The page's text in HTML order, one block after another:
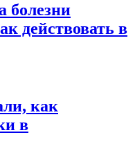
болезни
действовать в
как
в